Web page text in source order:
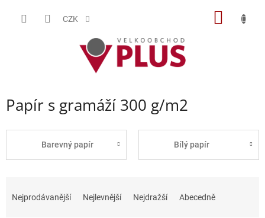
CZK
Papír s gramáží 300 g/m2
Barevný papír Bílý papír
Nejprodávanější Nejlevnější Nejdražší Abecedně